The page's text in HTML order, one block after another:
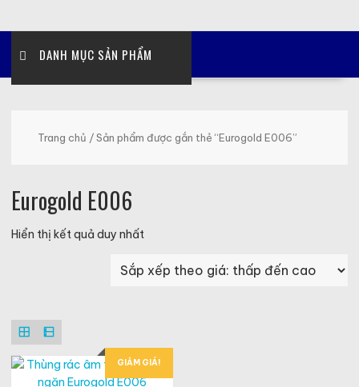
DANH MỤC SẢN PHẨM
Trang chủ / Sản phẩm được gắn thẻ “Eurogold E006”
Eurogold E006
Hiển thị kết quả duy nhất
GIẢM GIÁ!